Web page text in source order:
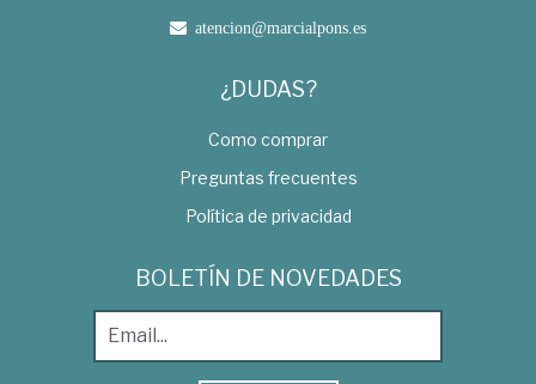
atencion@marcialpons.es
¿DUDAS?
Como comprar
Preguntas frecuentes
Política de privacidad
BOLETÍN DE NOVEDADES